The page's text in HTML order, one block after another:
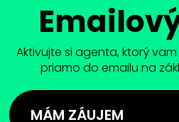
Aktivujte si agenta, ktorý
priamo do emailu na
MÁM ZÁUJEM